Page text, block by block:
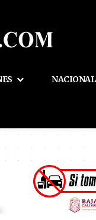
NACIONAL